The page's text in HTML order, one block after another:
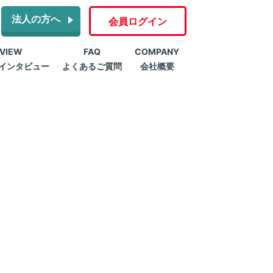
法人の方へ 会員ログイン
ンタビュー
FAQ
よくあるご質問
COMPANY
会社概要